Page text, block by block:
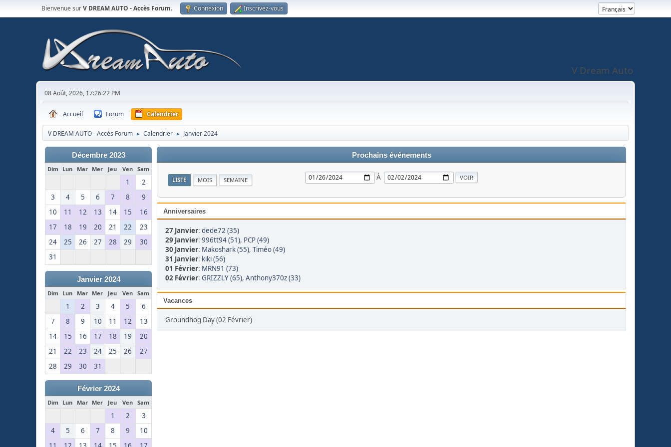
Bienvenue surV DREAM AUTO - Accès Forum. Connexion Inscrivez-vous
V Dream Auto
08 Août, 2026, 17:26:22 PM
Accueil Forum Calendrier
V DREAM AUTO - Accès Forum ► Calendrier ► Janvier 2024
Décembre 2023
Dim Lun Mar Mer Jeu Ven Sam
1
2
3
4 5 6 7 8
9
10
11 12 13 14 15
16
17
18 19 20 21 22
23
24
25 26 27 28 29
30
31
Janvier 2024
Dim Lun Mar Mer Jeu Ven Sam
1 2 3 4 5
6
7
8 9 10 11 12
13
14
15 16 17 18 19
20
21
22 23 24 25 26
27
28
29 30 31
Février 2024
Dim Lun Mar Mer Jeu Ven Sam
1 2
3
4
5 6 7 8 9
10
Prochains événements
LISTE MOIS SEMAINE À
Anniversaires
27 Janvier: dede72 (35)
29 Janvier: 996tt94 (51), PCP (49)
30 Janvier: Makoshark (55), Timéo (49)
31 Janvier: kiki (56)
01 Février: MRN91 (73)
02 Février: GRIZZLY (65), Anthony370z (33)
Vacances
Groundhog Day (02 Février)